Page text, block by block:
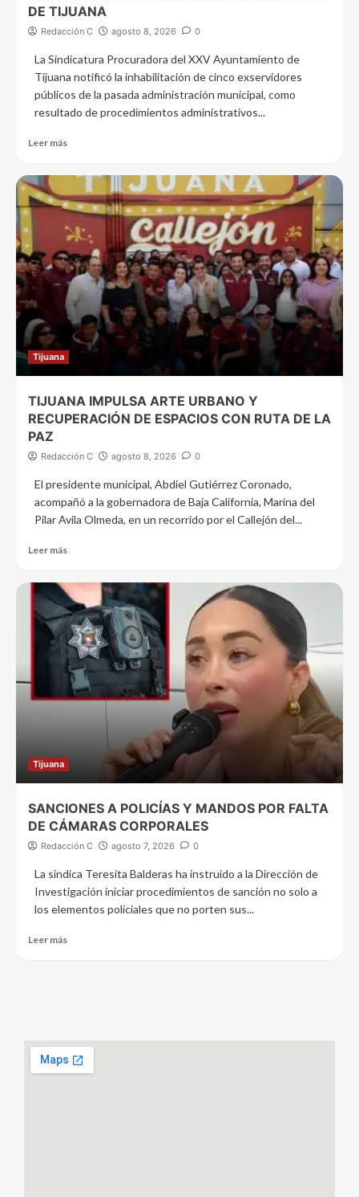
DE TIJUANA
Redacción C agosto 8, 2026 0
La Sindicatura Procuradora del XXV Ayuntamiento de
Tijuana notificó la inhabilitación de cinco exservidores
públicos de la pasada administración municipal, como
resultado de procedimientos administrativos...
Leer más
Tijuana
TIJUANA IMPULSA ARTE URBANO Y
RECUPERACIÓN DE ESPACIOS CON RUTA DE LA
PAZ
Redacción C agosto 8, 2026 0
El presidente municipal, Abdiel Gutiérrez Coronado,
acompañó a la gobernadora de Baja California, Marina del
Pilar Avila Olmeda, en un recorrido por el Callejón del...
Leer más
Tijuana
SANCIONES A POLICÍAS Y MANDOS POR FALTA
DE CÁMARAS CORPORALES
Redacción C agosto 7, 2026 0
La síndica Teresita Balderas ha instruido a la Dirección de
Investigación iniciar procedimientos de sanción no solo a
los elementos policiales que no porten sus...
Leer más